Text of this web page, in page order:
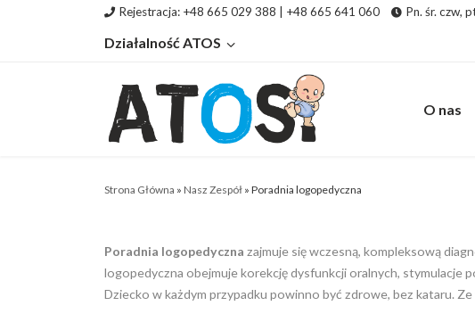
Rejestracja: +48 665 029 388 | +48 665 641 060 Pn. śr. czw,
Działalność ATOS
O nas
Strona Główna » Nasz Zespół » Poradnia logopedyczna
Poradnia logopedyczna zajmuje się wczesną, kompleksową
logopedyczna obejmuje korekcję dysfunkcji oralnych, stymulacje
Dziecko w każdym przypadku powinno być zdrowe, bez kataru.